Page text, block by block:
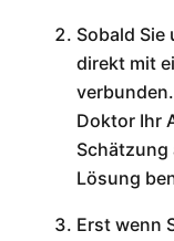
Sobald
direkt mit
Doktor Ihr
Schätzung
Lösung
Erst wenn